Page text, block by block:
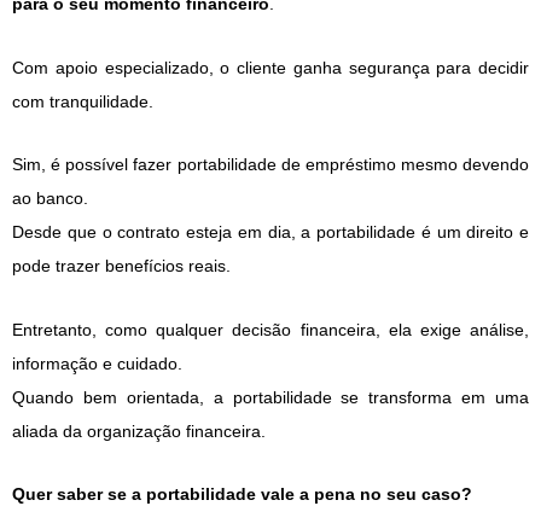
para o seu momento financeiro.
Com apoio especializado, o cliente ganha segurança para decidir
com tranquilidade.
Sim, é possível fazer portabilidade de empréstimo mesmo devendo
ao banco.
Desde que o contrato esteja em dia, a portabilidade é um direito e
pode trazer benefícios reais.
Entretanto, como qualquer decisão financeira, ela exige análise,
informação e cuidado.
Quando bem orientada, a portabilidade se transforma em uma
aliada da organização financeira.
Quer saber se a portabilidade vale a pena no seu caso?